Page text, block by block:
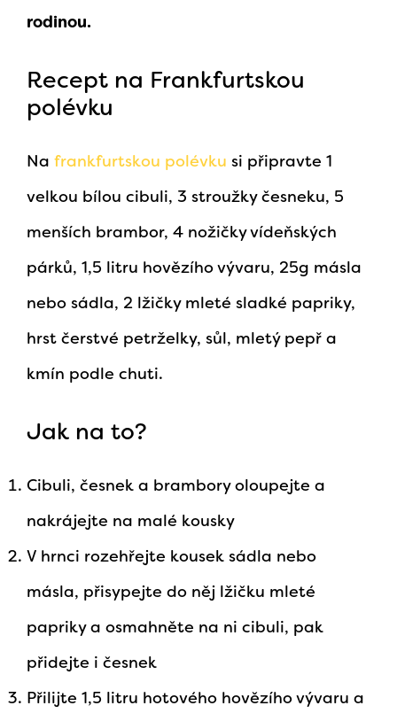
rodinou.
Recept na Frankfurtskou
polévku
Na frankfurtskou polévku si připravte 1
velkou bílou cibuli, 3 stroužky česneku, 5
menších brambor, 4 nožičky vídeňských
párků, 1,5 litru hovězího vývaru, 25g másla
nebo sádla, 2 lžičky mleté sladké papriky,
hrst čerstvé petrželky, sůl, mletý pepř a
kmín podle chuti.
Jak na to?
Cibuli, česnek a brambory oloupejte a
nakrájejte na malé kousky
V hrnci rozehřejte kousek sádla nebo
másla, přisypejte do něj lžičku mleté
papriky a osmahněte na ni cibuli, pak
přidejte i česnek
Přilijte 1,5 litru hotového hovězího vývaru a